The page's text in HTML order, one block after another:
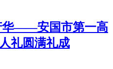
华——安国市第一高
礼圆满礼成